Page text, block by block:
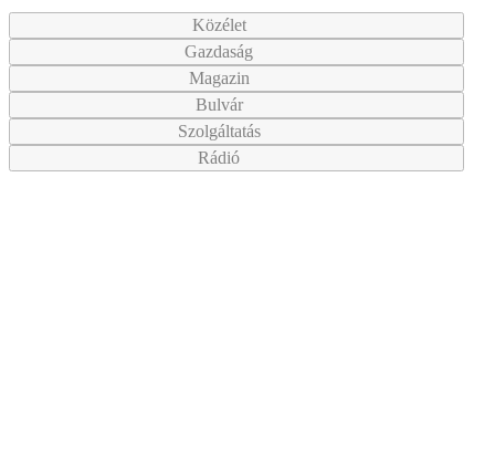
Közélet
Gazdaság
Magazin
Bulvár
Szolgáltatás
Rádió